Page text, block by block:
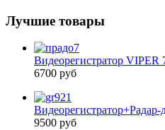
Лучшие товары
Видеорегистратор VIPER
6700 руб
9500 руб